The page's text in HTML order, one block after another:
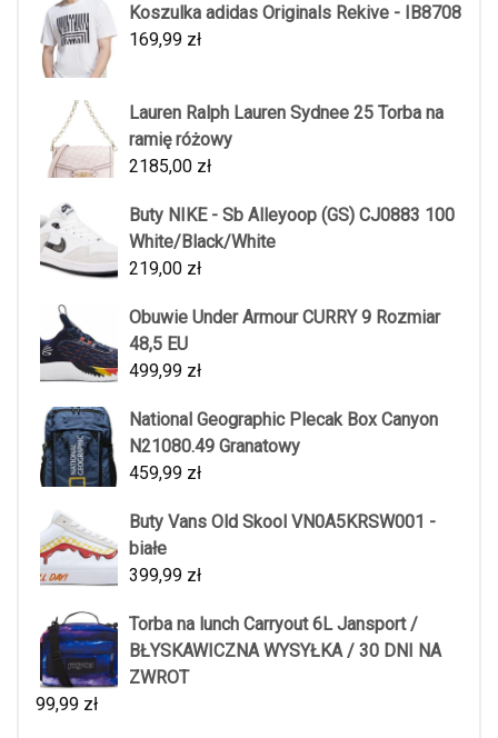
Koszulka adidas Originals Rekive - IB8708
169,99 zł
Lauren Ralph Lauren Sydnee 25 Torba na
ramię różowy
2185,00 zł
Buty NIKE - Sb Alleyoop (GS) CJ0883 100
White/Black/White
219,00 zł
Obuwie Under Armour CURRY 9 Rozmiar
48,5 EU
499,99 zł
National Geographic Plecak Box Canyon
N21080.49 Granatowy
459,99 zł
Buty Vans Old Skool VN0A5KRSW001 -
białe
399,99 zł
Torba na lunch Carryout 6L Jansport /
BŁYSKAWICZNA WYSYŁKA / 30 DNI NA
ZWROT
99,99 zł